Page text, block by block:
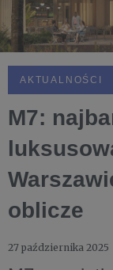
AKTUALNOŚCI
M7:
oblicze
27 października 2025